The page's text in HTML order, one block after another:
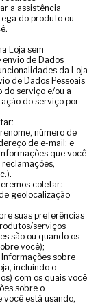
a assistência
do produto ou
Loja sem
de Dados
da Loja
de Dados Pessoais
serviço e/ou a
do serviço por
número de
de e-mail; e
Informações que você
coletar:
geolocalização
suas preferências
serviços
são ou quando os
você);
Informações sobre
incluindo o
com os quais você
sobre o
está usando,